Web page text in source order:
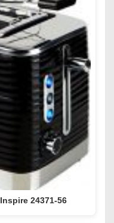
24371-56